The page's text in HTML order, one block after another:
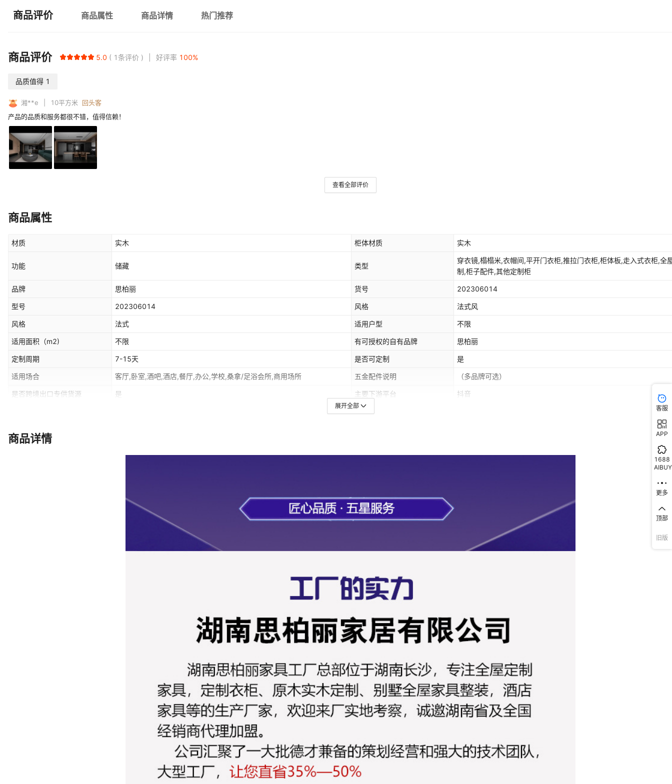
商品评价 商品属性 商品详情 热门推荐
商品评价 5.0 1条评价 好评率 100%
品质值得 1
湘**e 10平方米
回头客
产品的品质和服务都很不错，值得信赖！
查看全部评价
商品属性
材质 实木 柜体材质 实木
功能 储藏 类型
穿衣镜,榻榻米,衣帽间,平开门衣柜,推拉门衣柜,柜体板,走入式衣柜,全
制,柜子配件,其他定制柜
品牌 思柏丽 货号 202306014
型号 202306014 风格 法式风
风格 法式 适用户型 不限
适用面积（m2) 不限 有可授权的自有品牌 思柏丽
定制周期 7-15天 是否可定制 是
适用场合 客厅,卧室,酒吧,酒店,餐厅,办公,学校,桑拿/足浴会所,商用场所 五金配件说明 （多品牌可选）
是否跨境出口专供货源 是 主要下游平台 抖音
饰面材质
是否一般纳税人
是否含柜门
多款颜色可选 尺寸
展开全部
商品详情
客服
APP
1688
AIBUY
更多
顶部
旧版